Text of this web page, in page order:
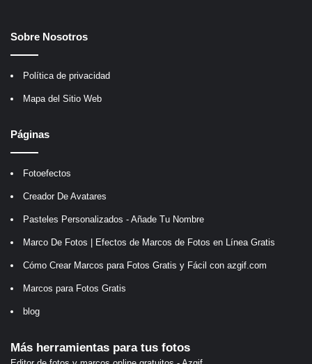
Sobre Nosotros
Política de privacidad
Mapa del Sitio Web
Páginas
Fotoefectos
Creador De Avatares
Pasteles Personalizados - Añade Tu Nombre
Marco De Fotos | Efectos de Marcos de Fotos en Línea Gratis
Cómo Crear Marcos para Fotos Gratis y Fácil con azgif.com
Marcos para Fotos Gratis
blog
Más herramientas para tus fotos